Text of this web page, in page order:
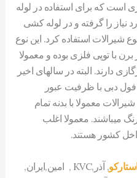
است که برای استفاده در لوله
نیاز را گرفته و در لوله کشی
شیرالات استفاده کرد. این نوع
با توپی فلزی بوده و معمولا
دارند. البته در سالهای اخیر
دبی با ظرفیت عبور
معمولا با بدنه تمام
میباشند. معمولا اغلب
کشور هستند.
, آذر,KVC , امین,ایران,